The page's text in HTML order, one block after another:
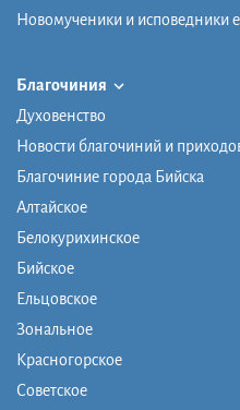
Новомученики и исповедники
Благочиния
Духовенство
Новости благочиний и
Благочиние города Бийска
Алтайское
Белокурихинское
Бийское
Ельцовское
Зональное
Красногорское
Советское